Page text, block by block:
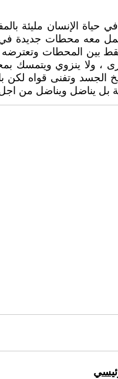
الإنسان مليئة
معه محطات جديدة في
بين المحطات
، ولا ينزوي ويتمسك
وتفنى قواه لكن
يناضل ويناضل من اجل